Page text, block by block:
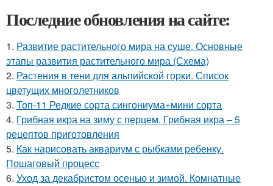
Последние обновления на сайте:
1. Развитие растительного мира на суше. Основные
этапы развития растительного мира (Схема)
2. Растения в тени для альпийской горки. Список
цветущих многолетников
3. Топ-11 Редкие сорта сингониума+мини сорта
4. Грибная икра на зиму с перцем. Грибная икра – 5
рецептов приготовления
5. Как нарисовать аквариум с рыбками ребенку.
Пошаговый процесс
6. Уход за декабристом осенью и зимой. Комнатные